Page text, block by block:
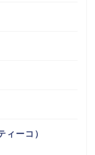
ーコ）